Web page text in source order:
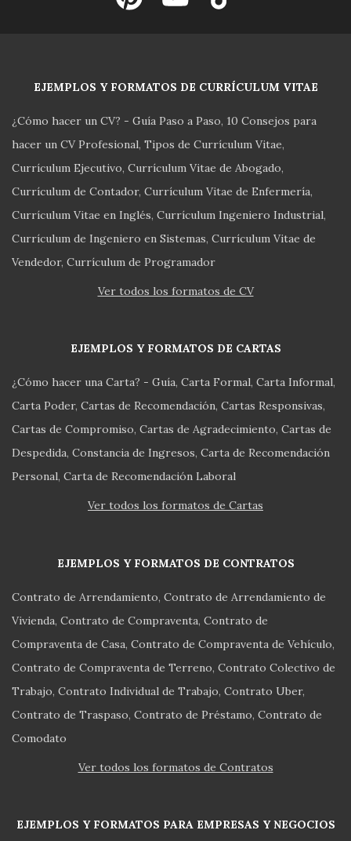
EJEMPLOS Y FORMATOS DE CURRÍCULUM VITAE
¿Cómo hacer un CV? - Guía Paso a Paso 10 Consejos para
hacer un CV Profesional Tipos de Currículum Vitae
Currículum Ejecutivo Currículum Vitae de Abogado
Currículum de Contador Currículum Vitae de Enfermería
Currículum Vitae en Inglés Currículum Ingeniero Industrial
Currículum de Ingeniero en Sistemas Currículum Vitae de
Vendedor Currículum de Programador
Ver todos los formatos de CV
EJEMPLOS Y FORMATOS DE CARTAS
¿Cómo hacer una Carta? - Guía Carta Formal Carta Informal
Carta Poder Cartas de Recomendación Cartas Responsivas
Cartas de Compromiso Cartas de Agradecimiento Cartas de
Despedida Constancia de Ingresos Carta de Recomendación
Personal Carta de Recomendación Laboral
Ver todos los formatos de Cartas
EJEMPLOS Y FORMATOS DE CONTRATOS
Contrato de Arrendamiento Contrato de Arrendamiento de
Vivienda Contrato de Compraventa Contrato de
Compraventa de Casa Contrato de Compraventa de Vehículo
Contrato de Compraventa de Terreno Contrato Colectivo de
Trabajo Contrato Individual de Trabajo Contrato Uber
Contrato de Traspaso Contrato de Préstamo Contrato de
Comodato
Ver todos los formatos de Contratos
EJEMPLOS Y FORMATOS PARA EMPRESAS Y NEGOCIOS